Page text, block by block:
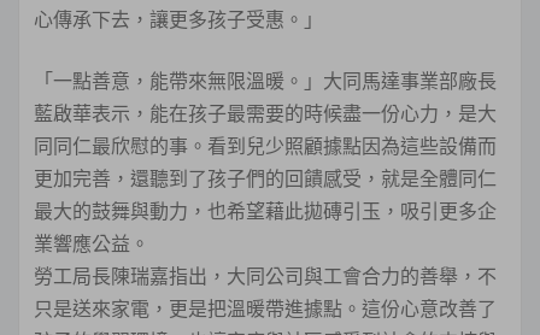
心傳承下去，讓更多孩子受惠。」
「一點善意，能帶來無限溫暖。」大同馬達事業部廠長
藍啟華表示，能在孩子最需要的時候盡一份心力，是大
同同仁最欣慰的事。看到兒少照顧據點因為這些設備而
更加完善，還聽到了孩子們的回饋感受，就是全體同仁
最大的鼓舞與動力，也希望藉此拋磚引玉，吸引更多企
業響應公益。
勞工局長陳瑞嘉指出，大同公司與工會合力的善舉，不
只是送來家電，更是把溫暖帶進據點。這份心意改善了